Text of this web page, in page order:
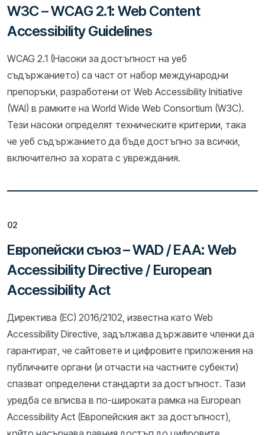
W3C – WCAG 2.1: Web Content
Accessibility Guidelines
WCAG 2.1 (Насоки за достъпност на уеб
съдържанието) са част от набор международни
препоръки, разработени от Web Accessibility Initiative
(WAI) в рамките на World Wide Web Consortium (W3C).
Тези насоки определят техническите критерии, така
че уеб съдържанието да бъде достъпно за всички,
включително за хората с увреждания.
02
Европейски съюз – WAD / EAA: Web
Accessibility Directive / European
Accessibility Act
Директива (ЕС) 2016/2102, известна като Web
Accessibility Directive, задължава държавите членки да
гарантират, че сайтовете и цифровите приложения на
публичните органи (и отчасти на частните субекти)
спазват определени стандарти за достъпност. Тази
уредба се вписва в по-широката рамка на European
Accessibility Act (Европейския акт за достъпност),